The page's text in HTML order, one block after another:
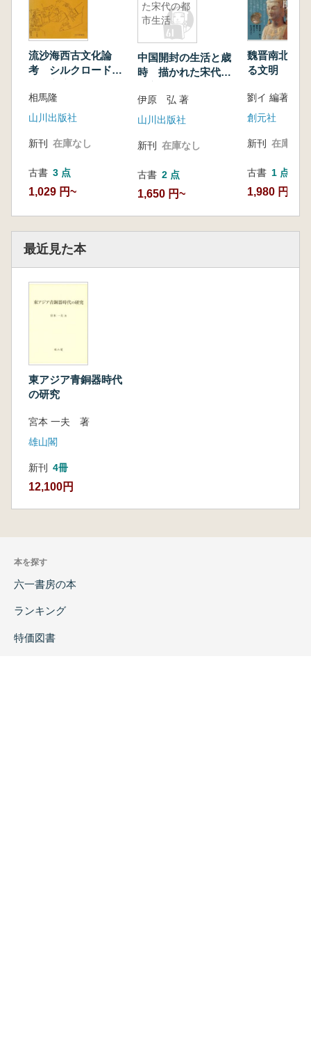
流沙海西古文化論
考 シルクロードの
相馬隆
山川出版社
新刊 在庫なし
古書 3 点
1,029 円~
た宋代の都
市生活
中国開封の生活と歳
時 描かれた宋代の
伊原 弘 著
山川出版社
新刊 在庫なし
古書 2 点
1,650 円~
魏晋南北朝
る文明
創元社
新刊 在庫なし
古書 1 点
1,980 円
最近見た本
東アジア青銅器時代
の研究
宮本 一夫 著
雄山閣
新刊 4冊
12,100円
本を探す
六一書房の本
ランキング
特価図書